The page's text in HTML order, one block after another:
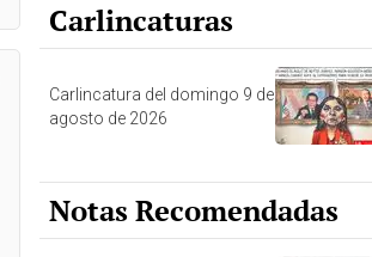
Carlincaturas
Carlincatura del domingo 9 de
agosto de 2026
Notas Recomendadas